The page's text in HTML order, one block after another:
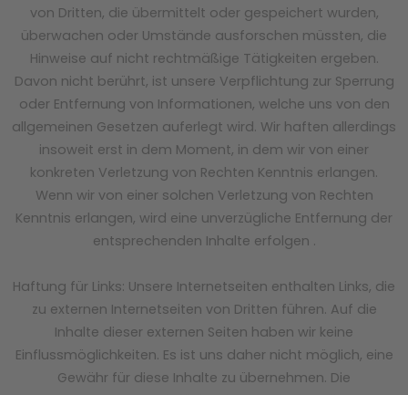
von Dritten, die übermittelt oder gespeichert wurden,
überwachen oder Umstände ausforschen müssten, die
Hinweise auf nicht rechtmäßige Tätigkeiten ergeben.
Davon nicht berührt, ist unsere Verpflichtung zur Sperrung
oder Entfernung von Informationen, welche uns von den
allgemeinen Gesetzen auferlegt wird. Wir haften allerdings
insoweit erst in dem Moment, in dem wir von einer
konkreten Verletzung von Rechten Kenntnis erlangen.
Wenn wir von einer solchen Verletzung von Rechten
Kenntnis erlangen, wird eine unverzügliche Entfernung der
entsprechenden Inhalte erfolgen .
Haftung für Links: Unsere Internetseiten enthalten Links, die
zu externen Internetseiten von Dritten führen. Auf die
Inhalte dieser externen Seiten haben wir keine
Einflussmöglichkeiten. Es ist uns daher nicht möglich, eine
Gewähr für diese Inhalte zu übernehmen. Die